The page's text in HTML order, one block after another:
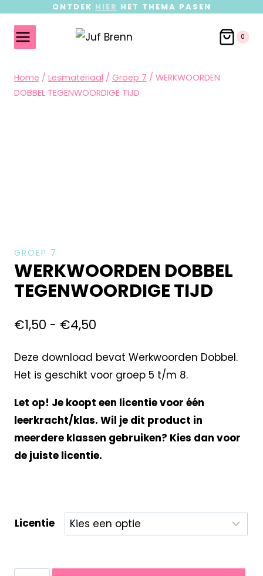
ONTDEK HIER HET THEMA PASEN
0
Home / Lesmateriaal / Groep 7 / WERKWOORDEN
DOBBEL TEGENWOORDIGE TIJD
GROEP 7
WERKWOORDEN DOBBEL
TEGENWOORDIGE TIJD
€1,50 - €4,50
Deze download bevat Werkwoorden Dobbel.
Het is geschikt voor groep 5 t/m 8.
Let op! Je koopt een licentie voor één
leerkracht/klas. Wil je dit product in
meerdere klassen gebruiken? Kies dan voor
de juiste licentie.
Licentie